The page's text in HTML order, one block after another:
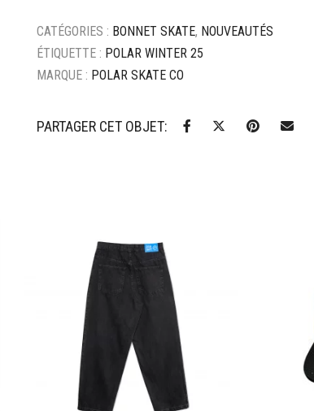
Green
CATÉGORIES : BONNET SKATE, NOUVEAUTÉS
ÉTIQUETTE : POLAR WINTER 25
MARQUE : POLAR SKATE CO
PARTAGER CET OBJET:
Ajouter à mes favoris